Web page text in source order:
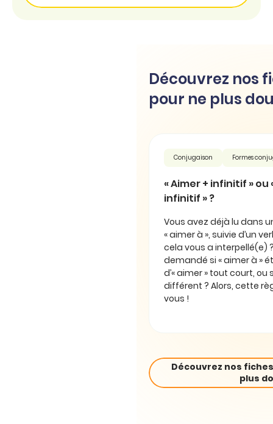
Découvrez nos
pour ne plus
Conjugaison Formes
« Aimer + infinitif » ou
infinitif » ?
Vous avez déjà lu dans
« aimer à », suivie d’un
cela vous a interpellé(e)
demandé si « aimer à »
d’« aimer » tout court, ou
différent ? Alors, cette
vous !
Découvrez nos
plus